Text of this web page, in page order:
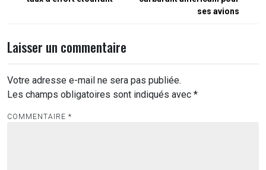
ses avions
Laisser un commentaire
Votre adresse e-mail ne sera pas publiée.
Les champs obligatoires sont indiqués avec *
COMMENTAIRE *